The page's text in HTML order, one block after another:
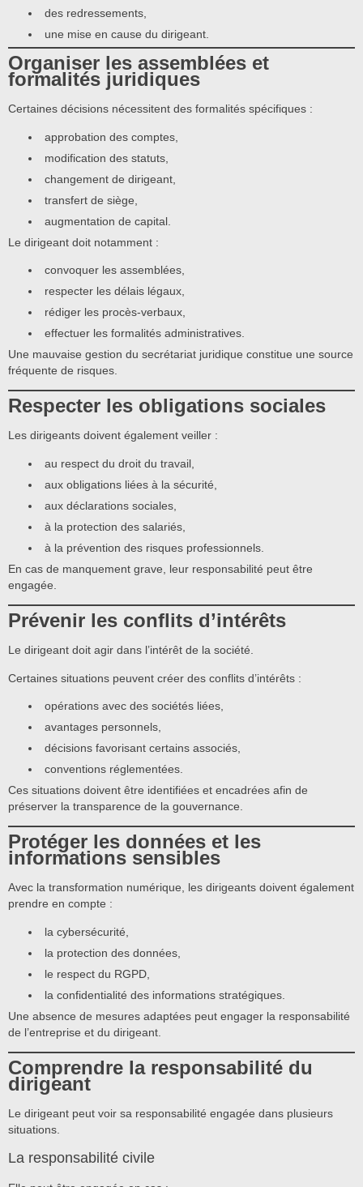
des redressements,
une mise en cause du dirigeant.
Organiser les assemblées et
formalités juridiques
Certaines décisions nécessitent des formalités spécifiques :
approbation des comptes,
modification des statuts,
changement de dirigeant,
transfert de siège,
augmentation de capital.
Le dirigeant doit notamment :
convoquer les assemblées,
respecter les délais légaux,
rédiger les procès-verbaux,
effectuer les formalités administratives.
Une mauvaise gestion du secrétariat juridique constitue une source
fréquente de risques.
Respecter les obligations sociales
Les dirigeants doivent également veiller :
au respect du droit du travail,
aux obligations liées à la sécurité,
aux déclarations sociales,
à la protection des salariés,
à la prévention des risques professionnels.
En cas de manquement grave, leur responsabilité peut être
engagée.
Prévenir les conflits d’intérêts
Le dirigeant doit agir dans l’intérêt de la société.
Certaines situations peuvent créer des conflits d’intérêts :
opérations avec des sociétés liées,
avantages personnels,
décisions favorisant certains associés,
conventions réglementées.
Ces situations doivent être identifiées et encadrées afin de
préserver la transparence de la gouvernance.
Protéger les données et les
informations sensibles
Avec la transformation numérique, les dirigeants doivent également
prendre en compte :
la cybersécurité,
la protection des données,
le respect du RGPD,
la confidentialité des informations stratégiques.
Une absence de mesures adaptées peut engager la responsabilité
de l’entreprise et du dirigeant.
Comprendre la responsabilité du
dirigeant
Le dirigeant peut voir sa responsabilité engagée dans plusieurs
situations.
La responsabilité civile